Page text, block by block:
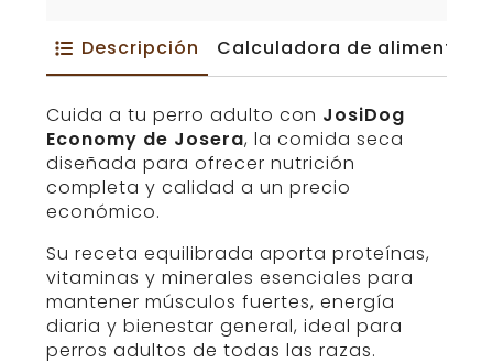
cantidad
Descripción Calculadora de
Cuida a tu perro adulto con JosiDog
Economy de Josera, la comida seca
diseñada para ofrecer nutrición
completa y calidad a un precio
económico.
Su receta equilibrada aporta proteínas,
vitaminas y minerales esenciales para
mantener músculos fuertes, energía
diaria y bienestar general, ideal para
perros adultos de todas las razas.